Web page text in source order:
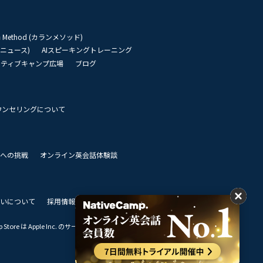
Method (カランメソッド)
ュース)
AIスピーキングトレーニング
ィブキャンプ広場
ブログ
ンセリングについて
の挑戦
オンライン英会話体験談
について 採用情報 私達のビジョン
は Apple Inc. のサービスマークです。